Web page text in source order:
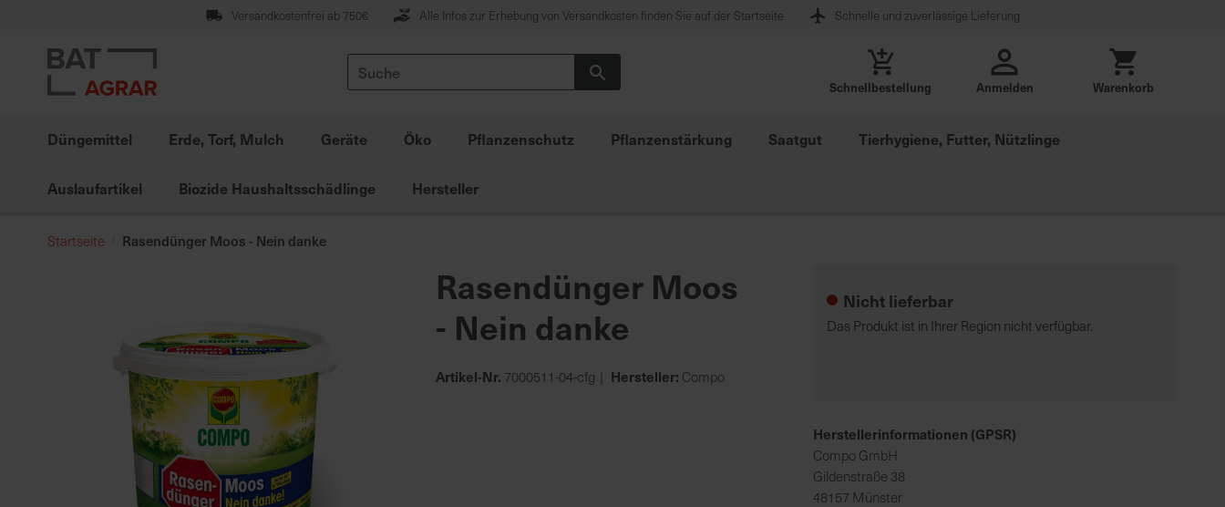
springen
Versandkostenfrei ab 750€ Alle Infos zur Erhebung von Versandkosten finden Sie auf der Startseite Schnelle und zuverlässige Lieferung
Suche
Schnellbestellung Anmelden Warenkorb
Düngemittel Erde, Torf, Mulch Geräte Öko Pflanzenschutz Pflanzenstärkung Saatgut Tierhygiene, Futter, Nützlinge
Auslaufartikel Biozide Haushaltsschädlinge Hersteller
Startseite Rasendünger Moos - Nein danke
Rasendünger Moos
- Nein danke
Artikel-Nr. 7000511-04-cfg Hersteller: Compo
Nicht lieferbar
Das Produkt ist in Ihrer Region nicht verfügbar.
Herstellerinformationen (GPSR)
Compo GmbH
Gildenstraße 38
48157 Münster